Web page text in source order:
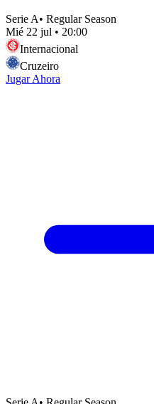
Serie A• Regular Season
Mié 22 jul • 20:00
Internacional
Cruzeiro
Jugar Ahora